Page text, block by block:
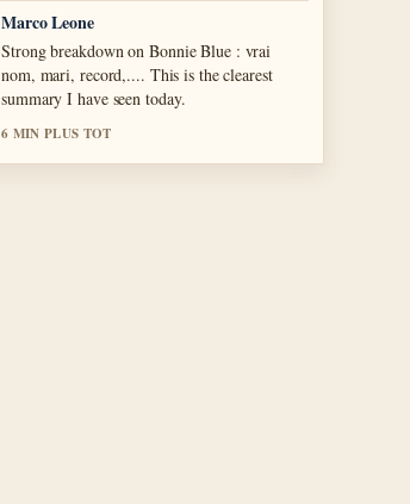
Nina Brooks
Following Eva Bravo : YouTubeuse, actrice,
professionnelle –... closely - appreciate the
balanced tone here.
8 MIN PLUS TOT